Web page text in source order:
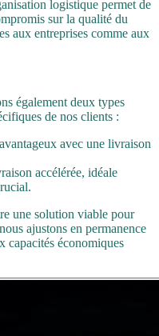
logistique permet de
sur la qualité du
aux entreprises comme aux
également deux types
de nos clients :
avec une livraison
accélérée, idéale
une solution viable pour
ajustons en permanence
capacités économiques